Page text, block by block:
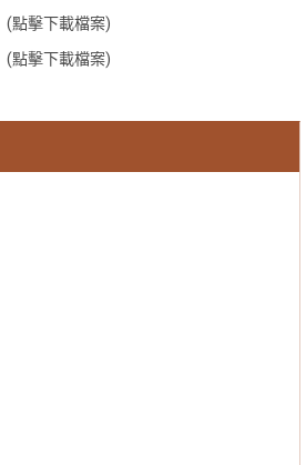
(點擊下載檔案)
(點擊下載檔案)